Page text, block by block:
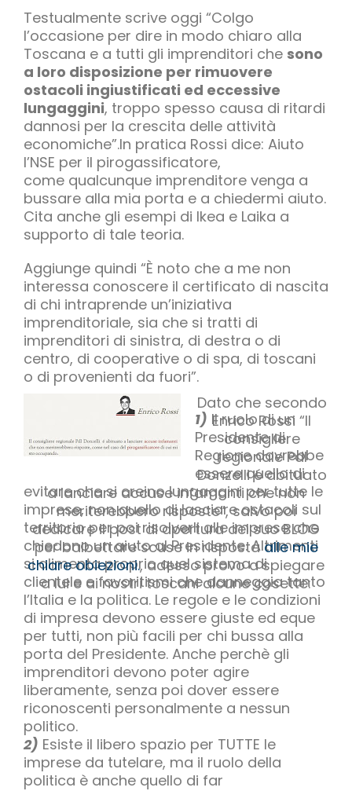
Testualmente scrive oggi “Colgo
l’occasione per dire in modo chiaro alla
Toscana e a tutti gli imprenditori che sono
a loro disposizione per rimuovere
ostacoli ingiustificati ed eccessive
lungaggini, troppo spesso causa di ritardi
dannosi per la crescita delle attività
economiche”.In pratica Rossi dice: Aiuto
l’NSE per il pirogassificatore,
come qualcunque imprenditore venga a
bussare alla mia porta e a chiedermi aiuto.
Cita anche gli esempi di Ikea e Laika a
supporto di tale teoria.
Aggiunge quindi “È noto che a me non
interessa conoscere il certificato di nascita
di chi intraprende un’iniziativa
imprenditoriale, sia che si tratti di
imprenditori di sinistra, di destra o di
centro, di cooperative o di spa, di toscani
o di provenienti da fuori”.
Dato che secondo
Enrico Rossi “Il
consigliere
regionale Pdl
Donzelli é abituato
a lanciare accuse infamanti che non
meriterebbero risposte”, salvo poi
dedicare il post di apertura del suo BLOG
per balbettare scuse in rispostaalle mie
chiare obiezioni., adesso provo a spiegare
a lui e ai nostri toscani alcune cosette:
1) Il ruolo di un
Presidente di
Regione dovrebbe
essere quello di
evitare che si creino lungaggini per tutte le
imprese, non quello di lasciare ostacoli sul
territorio per poi risolverli alle imprese che
chiedono un aiuto al Presidente. Altrimenti
si alimenta proprio quel sistema di
clientele e favoritismi che danneggia tanto
l’Italia e la politica. Le regole e le condizioni
di impresa devono essere giuste ed eque
per tutti, non più facili per chi bussa alla
porta del Presidente. Anche perchè gli
imprenditori devono poter agire
liberamente, senza poi dover essere
riconoscenti personalmente a nessun
politico.
2) Esiste il libero spazio per TUTTE le
imprese da tutelare, ma il ruolo della
politica è anche quello di far